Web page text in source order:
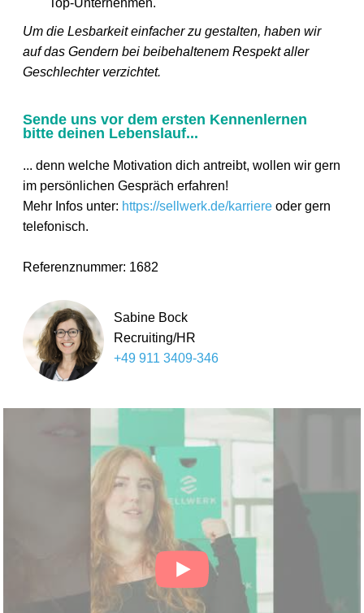
Top-Unternehmen.
Um die Lesbarkeit einfacher zu gestalten, haben wir
auf das Gendern bei beibehaltenem Respekt aller
Geschlechter verzichtet.
Sende uns vor dem ersten Kennenlernen
bitte deinen Lebenslauf...
... denn welche Motivation dich antreibt, wollen wir gern
im persönlichen Gespräch erfahren!
Mehr Infos unter: https://sellwerk.de/karriere oder gern
telefonisch.
Referenznummer: 1682
Sabine Bock
Recruiting/HR
+49 911 3409-346